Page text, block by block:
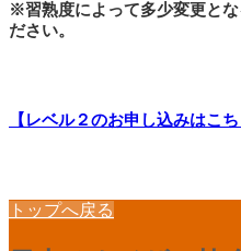
※習熟度によって多少変更と
ださい。
【レベル２のお申し込みはこち
トップへ戻る